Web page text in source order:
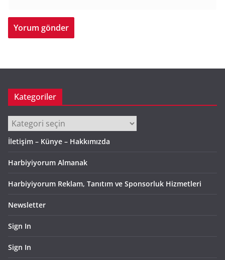
Kategoriler
Kategoriler
İletişim – Künye – Hakkımızda
Harbiyiyorum Almanak
Harbiyiyorum Reklam, Tanıtım ve Sponsorluk Hizmetleri
Newsletter
Sign In
Sign In